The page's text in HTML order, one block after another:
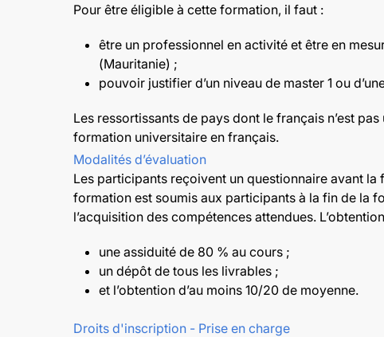
Pour être éligible à cette formation, il faut :
être un professionnel en activité et être en
(Mauritanie) ;
pouvoir justifier d’un niveau de master 1 ou
Les ressortissants de pays dont le français n’est
formation universitaire en français.
Modalités d’évaluation
Les participants reçoivent un questionnaire avant
formation est soumis aux participants à la fin de la
l’acquisition des compétences attendues.
une assiduité de 80 % au cours ;
un dépôt de tous les livrables ;
et l’obtention d’au moins 10/20 de moyenne.
Droits d'inscription - Prise en charge